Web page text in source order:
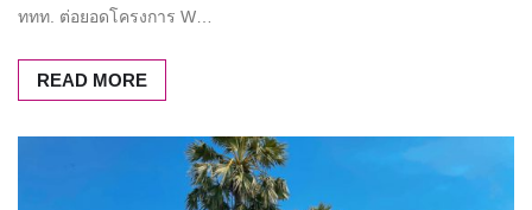
ททท. ต่อยอดโครงการ W…
READ MORE